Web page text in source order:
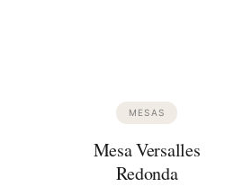
MESAS
Mesa Versalles
Redonda